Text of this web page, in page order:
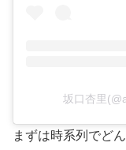
坂口杏里
まずは時系列でど